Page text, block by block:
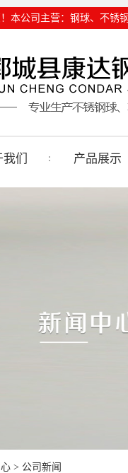
本公司主营： 钢球、 不锈
们 产品展示
> 公司新闻